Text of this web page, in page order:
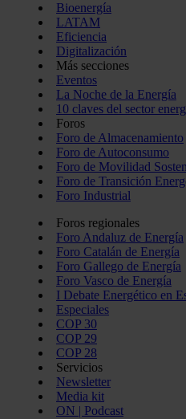
Bioenergía
LATAM
Eficiencia
Digitalización
Más secciones
Eventos
La Noche de la Energía
10 claves del sector
Foros
Foro de Almacenamiento
Foro de Autoconsumo
Foro de Movilidad
Foro de Transición
Foro Industrial
Foros regionales
Foro Andaluz de Energía
Foro Catalán de Energía
Foro Gallego de Energía
Foro Vasco de Energía
I Debate Energético en
Especiales
COP 30
COP 29
COP 28
Servicios
Newsletter
Media kit
ON | Podcast